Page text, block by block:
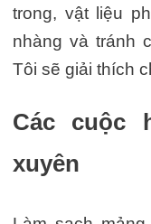
trong, vật liệu
nhàng và tránh
Tôi sẽ giải thích
Các cuộc
xuyên